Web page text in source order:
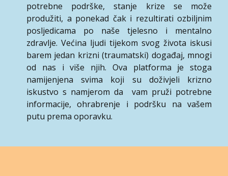
potrebne podrške, stanje krize se može
produžiti, a ponekad čak i rezultirati ozbiljnim
posljedicama po naše tjelesno i mentalno
zdravlje. Većina ljudi tijekom svog života iskusi
barem jedan krizni (traumatski) događaj, mnogi
od nas i više njih. Ova platforma je stoga
namijenjena svima koji su doživjeli krizno
iskustvo s namjerom da vam pruži potrebne
informacije, ohrabrenje i podršku na vašem
putu prema oporavku.